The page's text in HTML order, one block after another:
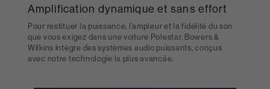
Amplification dynamique et sans effort
Pour restituer la puissance, l’ampleur et la fidélité du son
que vous exigez dans une voiture Polestar, Bowers &
Wilkins intègre des systèmes audio puissants, conçus
avec notre technologie la plus avancée.